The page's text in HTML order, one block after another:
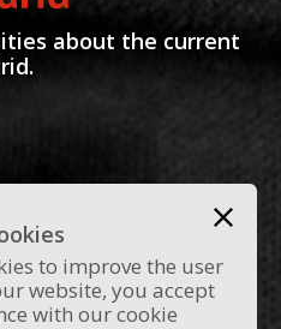
about the current
to improve the user
website, you accept
with our cookie